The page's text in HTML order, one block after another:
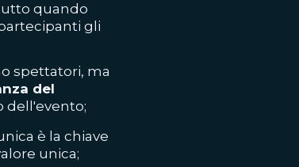
quando
gli
spettatori, ma
del
dell'evento;
è la chiave
unica;